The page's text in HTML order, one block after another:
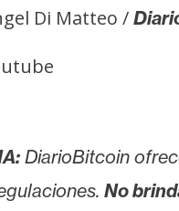
Di Matteo /
DiarioBitcoin
No